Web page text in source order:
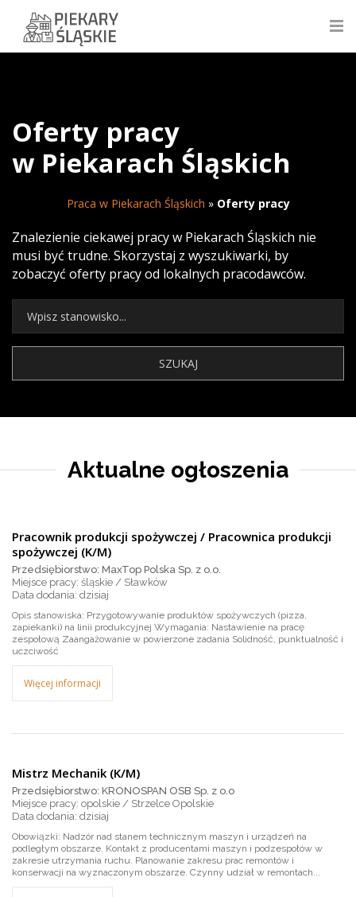
Oferty pracy
w Piekarach Śląskich
Praca w Piekarach Śląskich » Oferty pracy
Znalezienie ciekawej pracy w Piekarach Śląskich nie
musi być trudne. Skorzystaj z wyszukiwarki, by
zobaczyć oferty pracy od lokalnych pracodawców.
Aktualne ogłoszenia
Pracownik produkcji spożywczej / Pracownica produkcji
spożywczej (K/M)
Przedsiębiorstwo: MaxTop Polska Sp. z o.o.
Miejsce pracy: śląskie / Sławków
dzisiaj
Opis stanowiska: Przygotowywanie produktów spożywczych (pizza,
zapiekanki) na linii produkcyjnej Wymagania: Nastawienie na pracę
zespołową Zaangażowanie w powierzone zadania Solidność, punktualność i
uczciwość
Więcej informacji
Mistrz Mechanik (K/M)
Przedsiębiorstwo: KRONOSPAN OSB Sp. z o.o
Miejsce pracy: opolskie / Strzelce Opolskie
dzisiaj
Obowiązki: Nadzór nad stanem technicznym maszyn i urządzeń na
podległym obszarze. Kontakt z producentami maszyn i podzespołów w
zakresie utrzymania ruchu. Planowanie zakresu prac remontów i
konserwacji na wyznaczonym obszarze. Czynny udział w remontach...